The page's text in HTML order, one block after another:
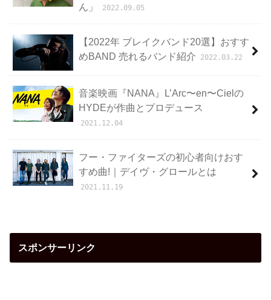
ん」
2022.09.05
【2022年 ブレイクバンド20選】おすす
めBAND 売れるバンド紹介
2022.03.22
音楽映画『NANA』L’Arc〜en〜Cielの
HYDEが作曲とプロデュース
2021.12.04
フー・ファイターズの初心者向けおす
すめ曲!｜デイヴ・グロールとは
2021.11.19
スポンサーリンク